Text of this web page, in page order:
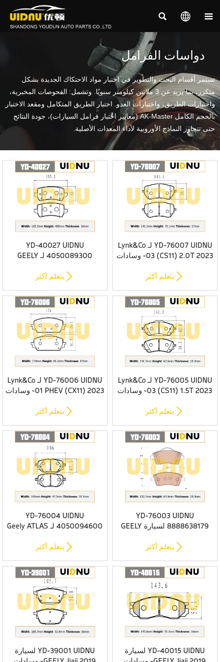
  
دواسات الفرامل
تستمر أقسام البحث والتطوير في اختبار مواد الاحتكاك الجديدة بشكل
متكرر، بما يزيد عن 3 ملايين كيلومتر سنويًا. وتشمل: الفحوصات المخبرية،
واختبارات الطريق، واختبارات العدو. اختبار الطريق المتكامل ومقعد الاختبار
بالحجم الكامل AK-Master (معايير اختبار فرامل السيارات)، جودة النتائج
حتى تتجاوز النماذج الأوروبية لأداء المعدات الأصلية.
YD-40027 UIDNU
4050089300 لـ GEELY
الفرامل الخلفية
يتعلم أكثر 
YD-76007 UIDNU لـ Lynk&Co
03 (CS11) 2.0T 2023- وسادات
يتعلم أكثر 
YD-76006 UIDNU لـ Lynk&Co
01 PHEV (CX11) 2023- وسادات
يتعلم أكثر 
YD-76005 UIDNU لـ Lynk&Co
03 (CS11) 1.5T 2023- وسادات
يتعلم أكثر 
YD-76004 UIDNU
4050094600 لـ Geely ATLAS
الفرامل الخلفية
يتعلم أكثر 
YD-76003 UIDNU
8888638179 لسيارة GEELY
الفرامل الأمامية
يتعلم أكثر 
YD-39001 UIDNU لسيارة
YD-40015 UIDNU لسيارة